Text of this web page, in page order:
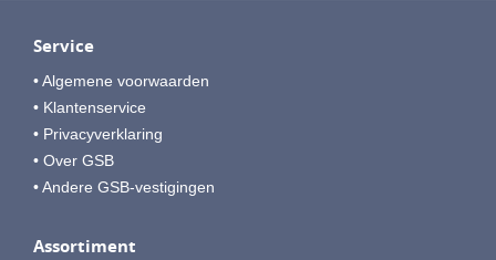
Service
• Algemene voorwaarden
• Klantenservice
• Privacyverklaring
• Over GSB
• Andere GSB-vestigingen
Assortiment